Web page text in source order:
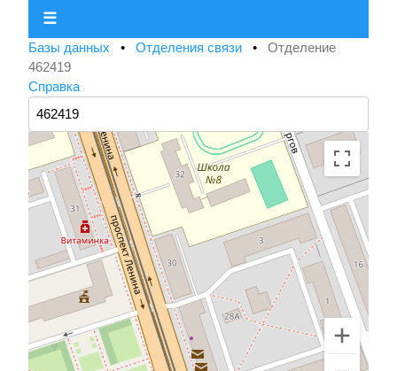
☰
Базы данных • Отделения связи • Отделение
462419
Справка